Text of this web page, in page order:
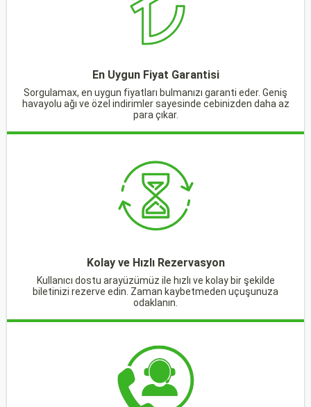
En Uygun Fiyat Garantisi
Sorgulamax, en uygun fiyatları bulmanızı garanti eder. Geniş
havayolu ağı ve özel indirimler sayesinde cebinizden daha az
para çıkar.
Kolay ve Hızlı Rezervasyon
Kullanıcı dostu arayüzümüz ile hızlı ve kolay bir şekilde
biletinizi rezerve edin. Zaman kaybetmeden uçuşunuza
odaklanın.